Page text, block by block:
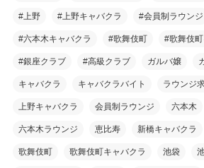
#上野 #上野キャバクラ #会員制ラウンジ
#六本木キャバクラ #歌舞伎町 #歌舞伎
#銀座クラブ #高級クラブ ガルバ嬢
キャバクラ キャバクラバイト ラウンジ
上野キャバクラ 会員制ラウンジ 六本木
六本木ラウンジ 恵比寿 新橋キャバクラ
歌舞伎町 歌舞伎町キャバクラ 池袋